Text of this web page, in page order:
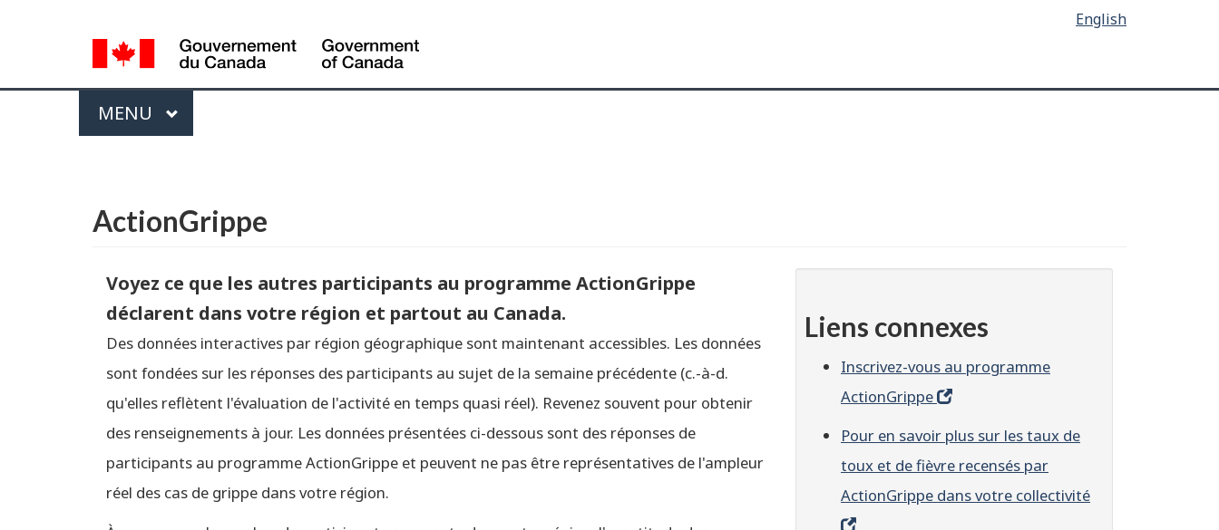
principal
propos
version
de
la
langue
English
Canada
Menu
PRINCIPAL
MENU
ActionGrippe
Voyez ce que les autres participants au programme ActionGrippe
déclarent dans votre région et partout au Canada.
Des données interactives par région géographique sont maintenant accessibles. Les données
sont fondées sur les réponses des participants au sujet de la semaine précédente (c.-à-d.
qu'elles reflètent l'évaluation de l'activité en temps quasi réel). Revenez souvent pour obtenir
des renseignements à jour. Les données présentées ci-dessous sont des réponses de
participants au programme ActionGrippe et peuvent ne pas être représentatives de l'ampleur
réel des cas de grippe dans votre région.
Liens connexes
Inscrivez-vous au programme
ActionGrippe
Pour en savoir plus sur les taux de
toux et de fièvre recensés par
ActionGrippe dans votre collectivité